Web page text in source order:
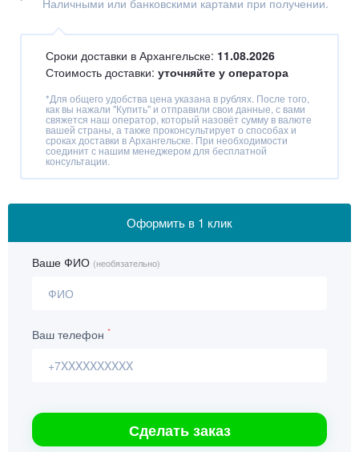
Наличными или банковскими картами при получении.
Сроки доставки в Архангельске: 11.08.2026
Стоимость доставки: уточняйте у оператора
*Для общего удобства цена указана в рублях. После того,
как вы нажали "Купить" и отправили свои данные, с вами
свяжется наш оператор, который назовёт сумму в валюте
вашей страны, а также проконсультирует о способах и
сроках доставки в Архангельске. При необходимости
соединит с нашим менеджером для бесплатной
консультации.
Оформить в 1 клик
Ваше ФИО (необязательно)
Ваш телефон *
Сделать заказ